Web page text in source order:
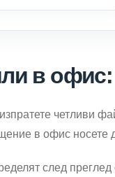
в офис:
четливи
в офис носете
след